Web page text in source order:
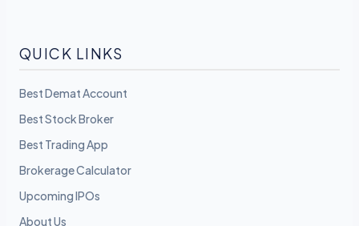
QUICK LINKS
Best Demat Account
Best Stock Broker
Best Trading App
Brokerage Calculator
Upcoming IPOs
About Us